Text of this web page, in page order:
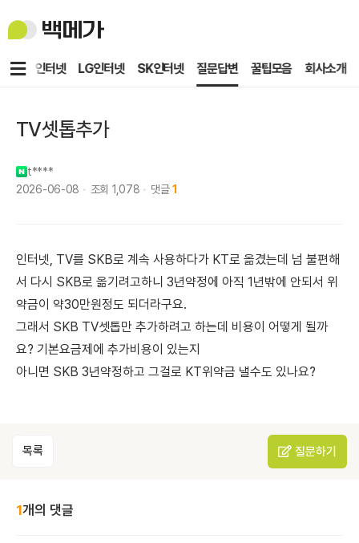
백
메
KT인터넷 LG인터넷 SK인터넷 질문답변 꿀팁모음 회사소개
메
TV셋톱추가
t****
2026-06-08
조회 1,078 댓글 1
인터넷, TV를 SKB로 계속 사용하다가 KT로 옮겼는데 넘 불편해
서 다시 SKB로 옮기려고하니 3년약정에 아직 1년밖에 안되서 위
약금이 약30만원정도 되더라구요.
그래서 SKB TV셋톱만 추가하려고 하는데 비용이 어떻게 될까
요? 기본요금제에 추가비용이 있는지
아니면 SKB 3년약정하고 그걸로 KT위약금 낼수도 있나요?
목록 질문하기
1개의 댓글